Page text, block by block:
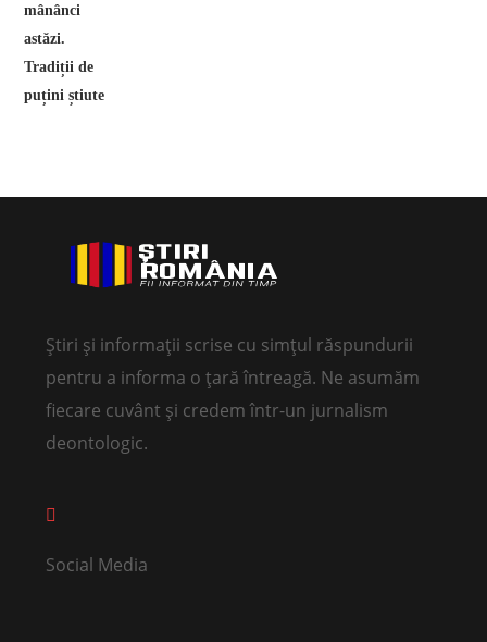
Știri și informații scrise cu simțul răspundurii
pentru a informa o țară întreagă. Ne asumăm
fiecare cuvânt și credem într-un jurnalism
deontologic.
Social Media